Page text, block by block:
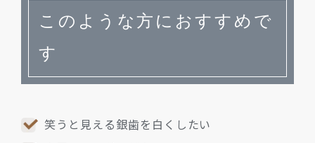
このような方におすすめで
す
笑うと見える銀歯を白くしたい